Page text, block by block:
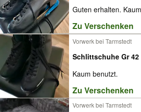
Guten erhalten.
Zu Verschenken
Vorwerk bei Tarmstedt
Schlittschuhe Gr 42
Kaum benutzt.
Zu Verschenken
Vorwerk bei Tarmstedt